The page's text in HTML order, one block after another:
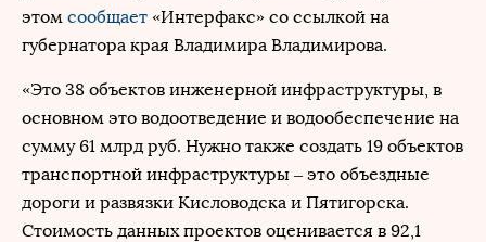
этом сообщает «Интерфакс» со ссылкой на
губернатора края Владимира Владимирова.
«Это 38 объектов инженерной инфраструктуры, в
основном это водоотведение и водообеспечение на
сумму 61 млрд руб. Нужно также создать 19 объектов
транспортной инфраструктуры – это объездные
дороги и развязки Кисловодска и Пятигорска.
Стоимость данных проектов оценивается в 92,1